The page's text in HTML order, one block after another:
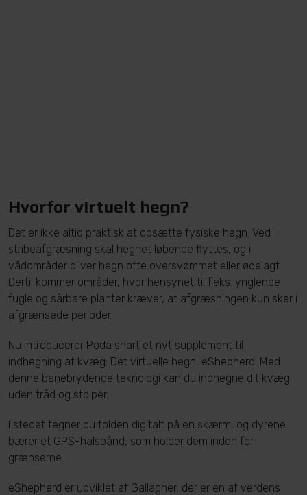
Hvorfor virtuelt hegn?
Det er ikke altid praktisk at opsætte fysiske hegn. Ved
stribeafgræsning skal hegnet løbende flyttes, og i
vådområder bliver hegn ofte oversvømmet eller ødelagt.
Dertil kommer områder, hvor hensynet til f.eks. ynglende
fugle og sårbare planter kræver, at afgræsningen kun sker i
afgrænsede perioder.
Nu introducerer Poda snart et nyt supplement til
indhegning af kvæg: Det virtuelle hegn, eShepherd. Med
denne banebrydende teknologi kan du indhegne dit kvæg
uden tråd og stolper.
I stedet tegner du folden digitalt på en skærm, og dyrene
bærer et GPS-halsbånd, som holder dem inden for
grænserne.
eShepherd er udviklet af Gallagher, der er en af verdens